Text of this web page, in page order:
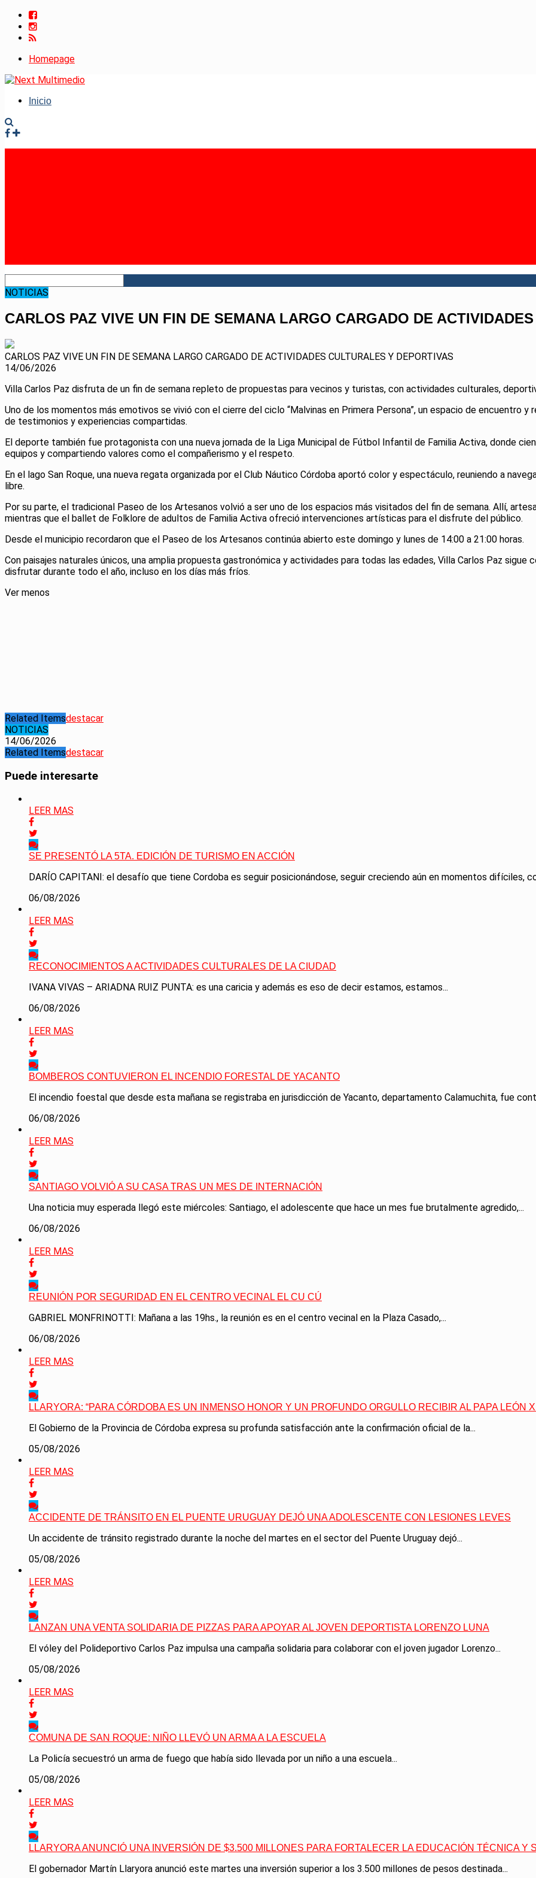
Homepage
Inicio
NOTICIAS
CARLOS PAZ VIVE UN FIN DE SEMANA LARGO CARGADO DE
CARLOS PAZ VIVE UN FIN DE SEMANA LARGO CARGADO DE ACTIVIDADES CULTURALES Y DEPORTIVAS
14/06/2026
Villa Carlos Paz disfruta de un fin de semana repleto de propuestas para vecinos y turistas, con actividades culturales,
Uno de los momentos más emotivos se vivió con el cierre del ciclo “Malvinas en Primera Persona”, un espacio de encuentro
de testimonios y experiencias compartidas.
El deporte también fue protagonista con una nueva jornada de la Liga Municipal de Fútbol Infantil de Familia Activa, donde
equipos y compartiendo valores como el compañerismo y el respeto.
En el lago San Roque, una nueva regata organizada por el Club Náutico Córdoba aportó color y espectáculo, reuniendo a
libre.
Por su parte, el tradicional Paseo de los Artesanos volvió a ser uno de los espacios más visitados del fin de semana. Allí,
mientras que el ballet de Folklore de adultos de Familia Activa ofreció intervenciones artísticas para el disfrute del público.
Desde el municipio recordaron que el Paseo de los Artesanos continúa abierto este domingo y lunes de 14:00 a 21:00 horas.
Con paisajes naturales únicos, una amplia propuesta gastronómica y actividades para todas las edades, Villa Carlos Paz
disfrutar durante todo el año, incluso en los días más fríos.
Ver menos
Related Itemsdestacar
NOTICIAS
14/06/2026
Related Itemsdestacar
Puede interesarte
LEER MAS
SE PRESENTÓ LA 5TA. EDICIÓN DE TURISMO EN ACCIÓN
DARÍO CAPITANI: el desafío que tiene Cordoba es seguir posicionándose, seguir creciendo aún en momentos difíciles,
06/08/2026
LEER MAS
RECONOCIMIENTOS A ACTIVIDADES CULTURALES DE LA CIUDAD
IVANA VIVAS – ARIADNA RUIZ PUNTA: es una caricia y además es eso de decir estamos, estamos...
06/08/2026
LEER MAS
BOMBEROS CONTUVIERON EL INCENDIO FORESTAL DE YACANTO
El incendio foestal que desde esta mañana se registraba en jurisdicción de Yacanto, departamento Calamuchita, fue
06/08/2026
LEER MAS
SANTIAGO VOLVIÓ A SU CASA TRAS UN MES DE INTERNACIÓN
Una noticia muy esperada llegó este miércoles: Santiago, el adolescente que hace un mes fue brutalmente agredido,...
06/08/2026
LEER MAS
REUNIÓN POR SEGURIDAD EN EL CENTRO VECINAL EL CU CÚ
GABRIEL MONFRINOTTI: Mañana a las 19hs., la reunión es en el centro vecinal en la Plaza Casado,...
06/08/2026
LEER MAS
LLARYORA: “PARA CÓRDOBA ES UN INMENSO HONOR Y UN PROFUNDO ORGULLO RECIBIR AL PAPA LEÓN
El Gobierno de la Provincia de Córdoba expresa su profunda satisfacción ante la confirmación oficial de la...
05/08/2026
LEER MAS
ACCIDENTE DE TRÁNSITO EN EL PUENTE URUGUAY DEJÓ UNA ADOLESCENTE CON LESIONES LEVES
Un accidente de tránsito registrado durante la noche del martes en el sector del Puente Uruguay dejó...
05/08/2026
LEER MAS
LANZAN UNA VENTA SOLIDARIA DE PIZZAS PARA APOYAR AL JOVEN DEPORTISTA LORENZO LUNA
El vóley del Polideportivo Carlos Paz impulsa una campaña solidaria para colaborar con el joven jugador Lorenzo...
05/08/2026
LEER MAS
COMUNA DE SAN ROQUE: NIÑO LLEVÓ UN ARMA A LA ESCUELA
La Policía secuestró un arma de fuego que había sido llevada por un niño a una escuela...
05/08/2026
LEER MAS
LLARYORA ANUNCIÓ UNA INVERSIÓN DE $3.500 MILLONES PARA FORTALECER LA EDUCACIÓN TÉCNICA Y
El gobernador Martín Llaryora anunció este martes una inversión superior a los 3.500 millones de pesos destinada...